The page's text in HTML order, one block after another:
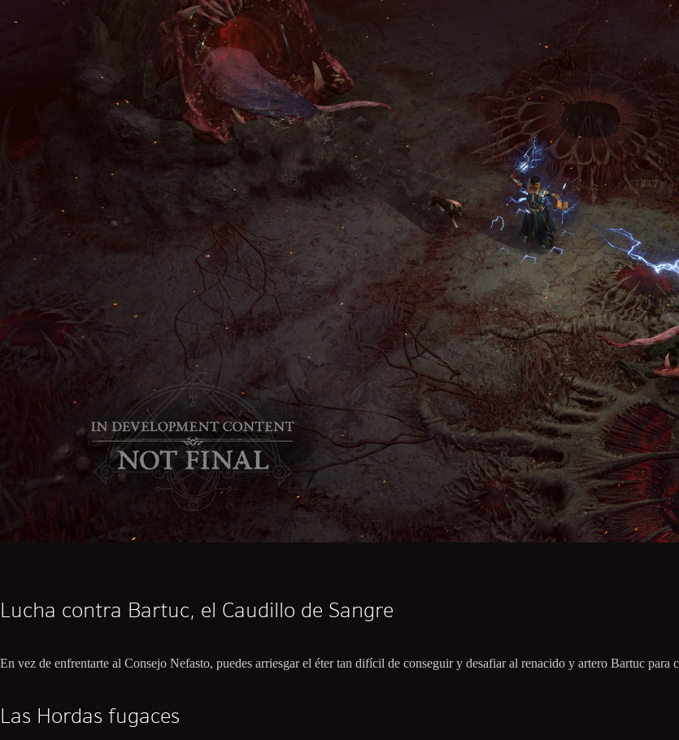
Lucha contra Bartuc, el Caudillo de Sangre
En vez de enfrentarte al Consejo Nefasto, puedes arriesgar el éter tan difícil de conseguir y desafiar al renacido y artero Bartuc para
Las Hordas fugaces